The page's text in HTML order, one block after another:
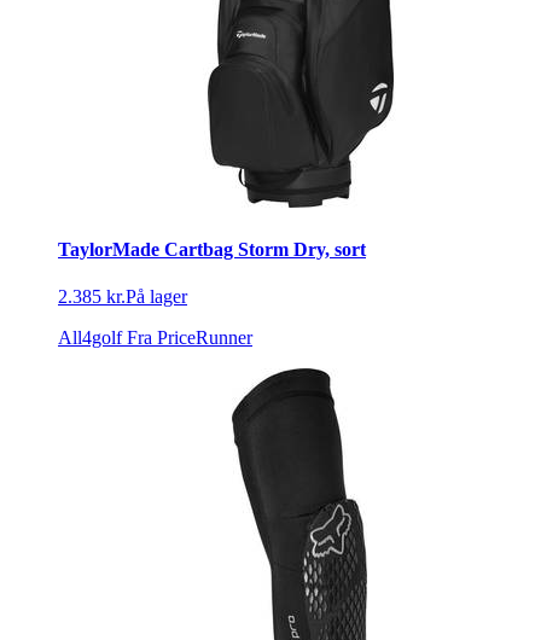
TaylorMade Cartbag Storm Dry, sort
2.385 kr.På lager
All4golf Fra PriceRunner